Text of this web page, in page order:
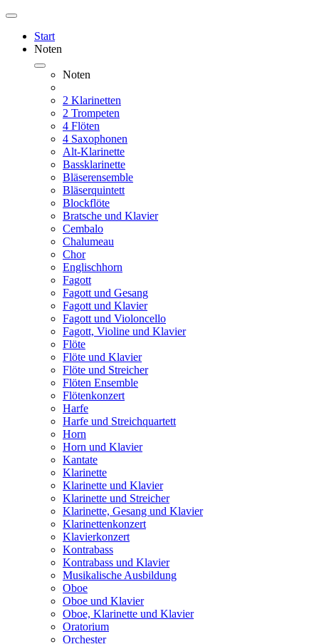
Start
Noten
Noten
2 Klarinetten
2 Trompeten
4 Flöten
4 Saxophonen
Alt-Klarinette
Bassklarinette
Bläserensemble
Bläserquintett
Blockflöte
Bratsche und Klavier
Cembalo
Chalumeau
Chor
Englischhorn
Fagott
Fagott und Gesang
Fagott und Klavier
Fagott und Violoncello
Fagott, Violine und Klavier
Flöte
Flöte und Klavier
Flöte und Streicher
Flöten Ensemble
Flötenkonzert
Harfe
Harfe und Streichquartett
Horn
Horn und Klavier
Kantate
Klarinette
Klarinette und Klavier
Klarinette und Streicher
Klarinette, Gesang und Klavier
Klarinettenkonzert
Klavierkonzert
Kontrabass
Kontrabass und Klavier
Musikalische Ausbildung
Oboe
Oboe und Klavier
Oboe, Klarinette und Klavier
Oratorium
Orchester